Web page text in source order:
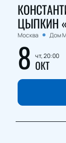
ЦЫПКИН
Москва Дом
8 чт, 20:00
ОКТ